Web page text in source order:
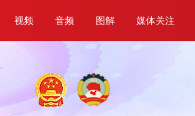
视频 音频 图解 媒体关注